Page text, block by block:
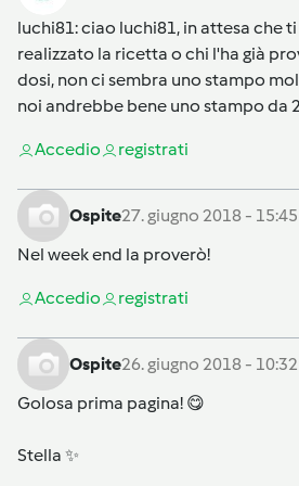
luchi81: ciao luchi81, in attesa che
realizzato la ricetta o chi l'ha già
dosi, non ci sembra uno stampo
noi andrebbe bene uno stampo da
Accedio registrati
Ospite27. giugno 2018 - 15:45
Nel week end la proverò!
Accedio registrati
Ospite26. giugno 2018 - 10:32
Golosa prima pagina! 😋
Stella ✨